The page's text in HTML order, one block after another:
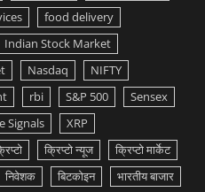
food delivery
Indian Stock Market
Nasdaq
NIFTY
rbi S&P 500
Sensex
Signals
XRP
क्रिप्टो न्यूज
क्रिप्टो मार्केट
निवेशक बिटकोइन भारतीय बाजार